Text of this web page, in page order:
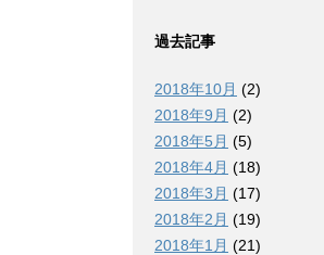
過去記事
2018年10月 (2)
2018年9月 (2)
2018年5月 (5)
2018年4月 (18)
2018年3月 (17)
2018年2月 (19)
2018年1月 (21)